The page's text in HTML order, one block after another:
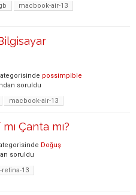
macbook-air-13
possimpible
soruldu
macbook-air-13
Çanta mı?
Doğuş
soruldu
13